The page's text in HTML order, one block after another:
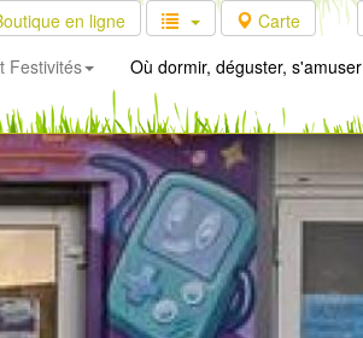
en ligne
Carte
Festivités Où dormir, déguster, s'amuser